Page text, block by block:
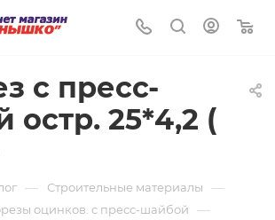
с пресс-
остр. 25*4,2 (
— Строительные материалы —
оцинков. с пресс-шайбой —